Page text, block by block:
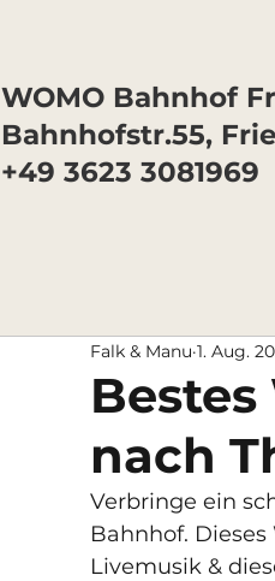
WOMO Bahnhof
Bahnhofstr.55,
+49 3623 3081969
nach
Falk & Manu 1. Aug.
Verbringe ein
Bahnhof.
Livemusik &